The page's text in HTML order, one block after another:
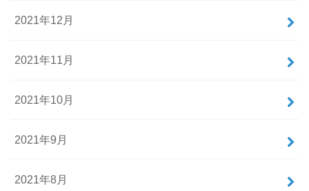
2021年12月
2021年11月
2021年10月
2021年9月
2021年8月